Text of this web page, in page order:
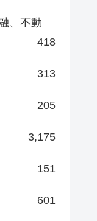
、不動
418
313
205
3,175
151
601